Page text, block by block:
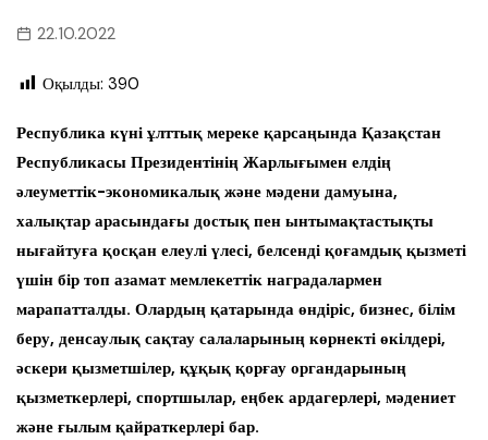
22.10.2022
Оқылды: 390
Республика күні ұлттық мереке қарсаңында Қазақстан
Республикасы Президентінің Жарлығымен елдің
әлеуметтік-экономикалық және мәдени дамуына,
халықтар арасындағы достық пен ынтымақтастықты
нығайтуға қосқан елеулі үлесі, белсенді қоғамдық қызметі
үшін бір топ азамат мемлекеттік наградалармен
марапатталды. Олардың қатарында өндіріс, бизнес, білім
беру, денсаулық сақтау салаларының көрнекті өкілдері,
әскери қызметшілер, құқық қорғау органдарының
қызметкерлері, спортшылар, еңбек ардагерлері, мәдениет
және ғылым қайраткерлері бар.